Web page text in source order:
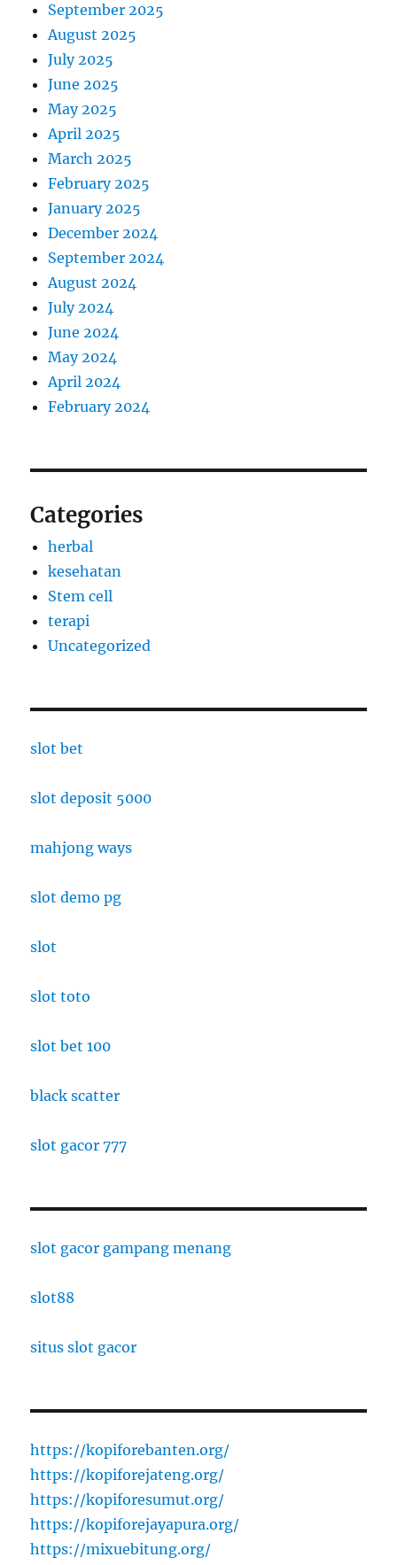
September 2025
August 2025
July 2025
June 2025
May 2025
April 2025
March 2025
February 2025
January 2025
December 2024
September 2024
August 2024
July 2024
June 2024
May 2024
April 2024
February 2024
Categories
herbal
kesehatan
Stem cell
terapi
Uncategorized
slot bet
slot deposit 5000
mahjong ways
slot demo pg
slot
slot toto
slot bet 100
black scatter
slot gacor 777
slot gacor gampang menang
slot88
situs slot gacor
https://kopiforebanten.org/
https://kopiforejateng.org/
https://kopiforesumut.org/
https://kopiforejayapura.org/
https://mixuebitung.org/